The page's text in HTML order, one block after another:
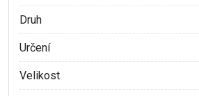
Druh
Určení
Velikost